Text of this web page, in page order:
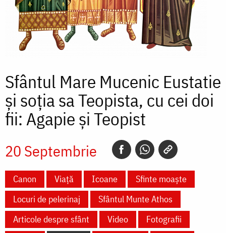
Sfântul Mare Mucenic Eustatie
și soția sa Teopista, cu cei doi
fii: Agapie și Teopist
20 Septembrie
Canon Viață Icoane
Sfinte moaște
Locuri de pelerinaj
Sfântul Munte Athos
Articole despre sfânt
Video
Fotografii